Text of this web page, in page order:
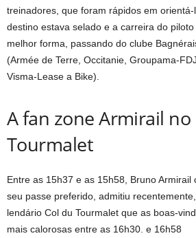
treinadores, que foram rápidos em
destino estava selado e a carreira do
melhor forma, passando do clube
(Armée de Terre, Occitanie, Groupama-
Visma-Lease a Bike).
A fan zone Armirail no
Tourmalet
Entre as 15h37 e as 15h58, Bruno Armirail
seu passe preferido, admitiu
lendário Col du Tourmalet que as boas-
mais calorosas entre as 16h30. e 16h58